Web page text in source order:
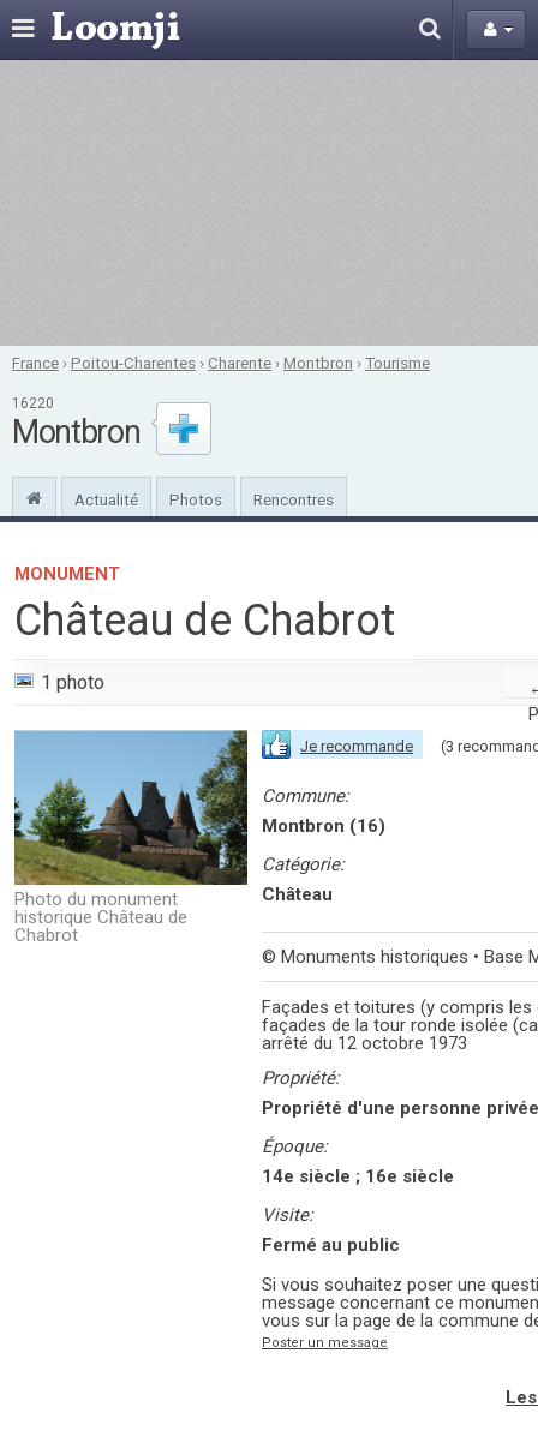
France ›Poitou-Charentes ›Charente ›Montbron ›Tourisme
16220
Montbron
Actualité Photos Rencontres
MONUMENT
Château de Chabrot
1 photo
Photo du monument
historique Château de
Chabrot
Je recommande (3
Commune:
Montbron (16)
Catégorie:
Château
© Monuments historiques • Base
Façades et toitures (y compris les
façades de la tour ronde isolée
arrêté du 12 octobre 1973
Propriété:
Propriété d'une personne privée
Époque:
14e siècle ; 16e siècle
Visite:
Fermé au public
Si vous souhaitez poser une
message concernant ce
vous sur la page de la commune
Poster un message